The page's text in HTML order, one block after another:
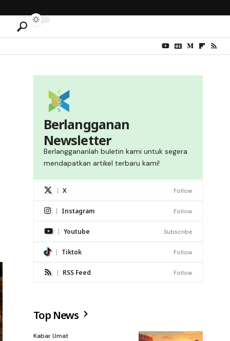
Berlangganan
Newsletter
Berlanggananlah buletin kami untuk segera
mendapatkan artikel terbaru kami!
X Follow
Instagram Follow
Youtube Subscribe
Tiktok Follow
RSS Feed Follow
Top News
Kabar Umat